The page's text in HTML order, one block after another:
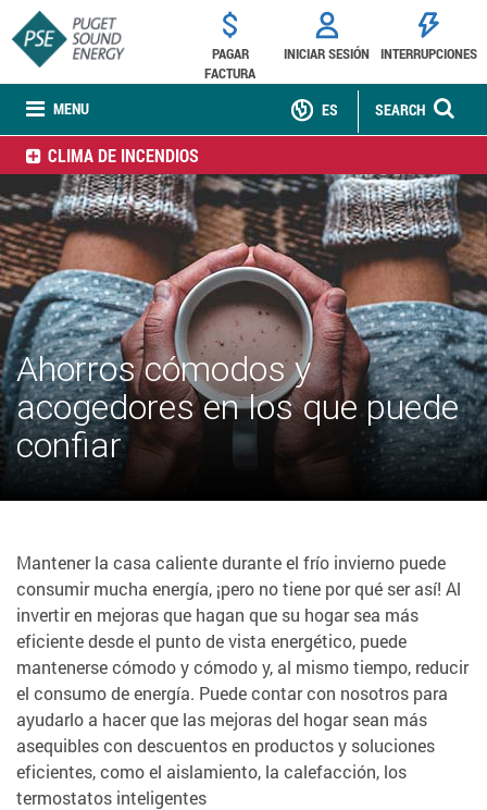
MENU
PAGAR
FACTURA
INICIAR SESIÓN INTERRUPCIONES
SEARCH
ES
CLIMA DE INCENDIOS
Ahorros cómodos y
acogedores en los que puede
confiar
Mantener la casa caliente durante el frío invierno puede
consumir mucha energía, ¡pero no tiene por qué ser así! Al
invertir en mejoras que hagan que su hogar sea más
eficiente desde el punto de vista energético, puede
mantenerse cómodo y cómodo y, al mismo tiempo, reducir
el consumo de energía. Puede contar con nosotros para
ayudarlo a hacer que las mejoras del hogar sean más
asequibles con descuentos en productos y soluciones
eficientes, como el aislamiento, la calefacción, los
termostatos inteligentes